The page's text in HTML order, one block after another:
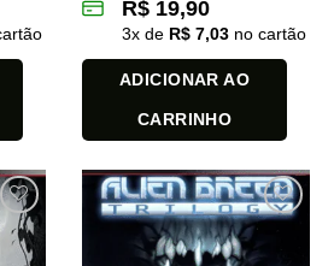
R$ 19,90
3x de R$ 7,03 no cartão
ADICIONAR AO
CARRINHO